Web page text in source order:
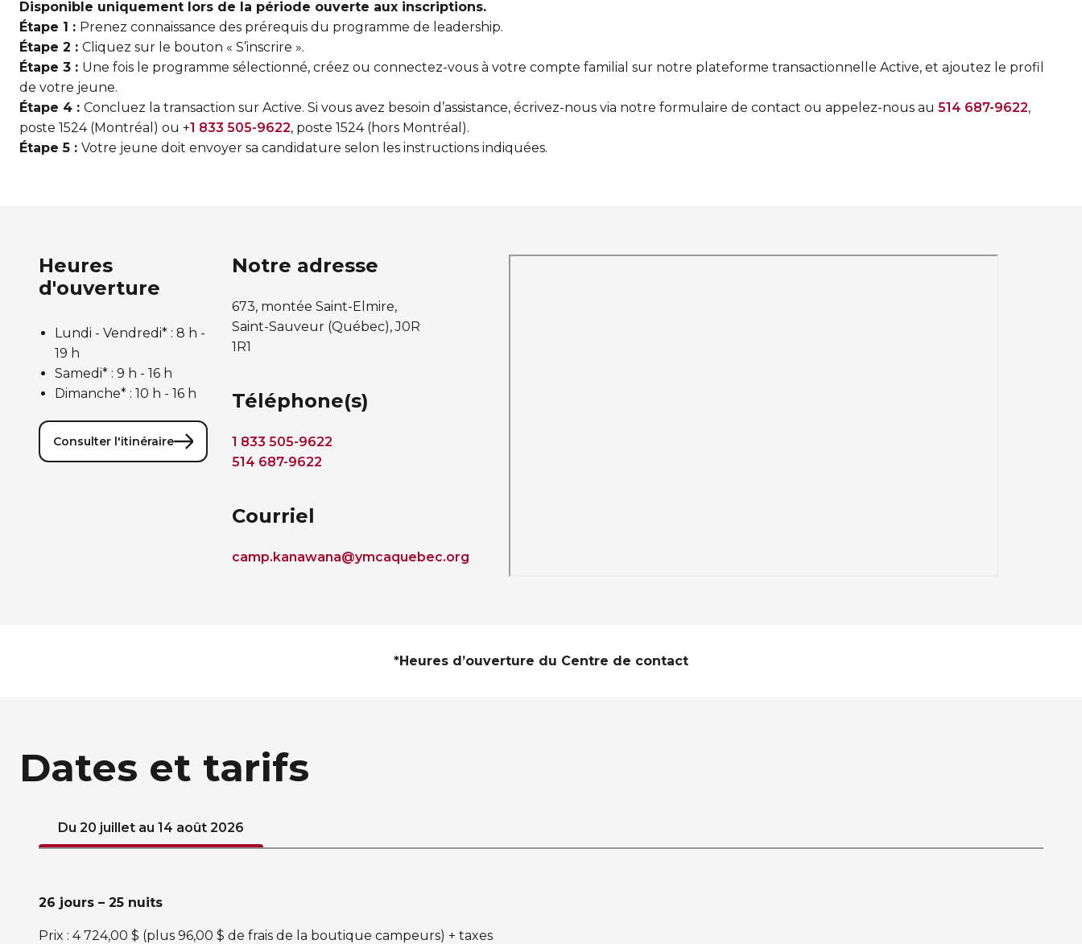
Disponible uniquement lors de la période ouverte aux inscriptions.
Étape 1 : Prenez connaissance des prérequis du programme de leadership.
Étape 2 : Cliquez sur le bouton « S’inscrire ».
Étape 3 : Une fois le programme sélectionné, créez ou connectez-vous à votre compte familial sur notre plateforme transactionnelle Active, et ajoutez le profil
de votre jeune.
Étape 4 : Concluez la transaction sur Active. Si vous avez besoin d’assistance, écrivez-nous via notre formulaire de contact​ ou appelez-nous au 514 687-9622,
poste 1524 (Montréal) ou +1 833 505-9622, poste 1524 (hors Montréal).
Étape 5 : Votre jeune doit envoyer sa candidature selon les instructions indiquées.
Heures
d'ouverture
Lundi - Vendredi* : 8 h -
19 h
Samedi* : 9 h - 16 h
Dimanche* : 10 h - 16 h
Consulter l'itinéraire
Notre adresse
673, montée Saint-Elmire,
Saint-Sauveur (Québec), J0R
1R1
Téléphone(s)
1 833 505-9622
514 687-9622
Courriel
camp.kanawana@ymcaquebec.org
*Heures d’ouverture du Centre de contact
Dates et tarifs
Du 20 juillet au 14 août 2026
26 jours – 25 nuits
Prix : 4 724,00 $ (plus 96,00 $ de frais de la boutique campeurs) + taxes